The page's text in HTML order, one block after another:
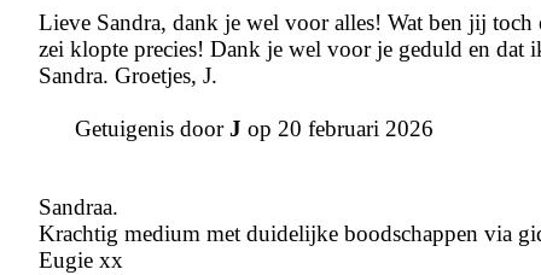
Lieve Sandra, dank je wel voor alles! Wat ben jij
zei klopte precies! Dank je wel voor je geduld en
Sandra. Groetjes, J.
Getuigenis doorJ op 20 februari 2026
Sandraa.
Krachtig medium met duidelijke boodschappen via
Eugie xx